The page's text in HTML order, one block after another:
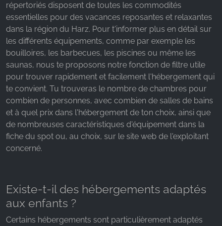
répertoriés disposent de toutes les commodités
essentielles pour des vacances reposantes et relaxantes
dans la région du Harz. Pour t'informer plus en détail sur
les différents équipements, comme par exemple les
bouilloires, les barbecues, les piscines ou même les
saunas, nous te proposons notre fonction de filtre utile
pour trouver rapidement et facilement l'hébergement qui
te convient. Tu trouveras le nombre de chambres pour
combien de personnes, avec combien de salles de bains
et à quel prix dans l'hébergement de ton choix, ainsi que
de nombreuses caractéristiques d'équipement dans la
fiche du spot ou, au choix, sur le site web de l'exploitant
concerné.
Existe-t-il des hébergements adaptés
aux enfants ?
Certains hébergements sont particulièrement adaptés